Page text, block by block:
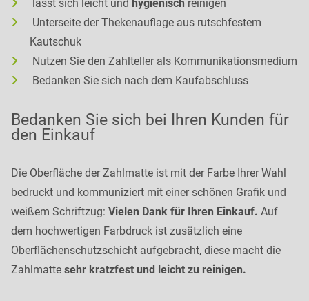
lässt sich leicht und hygienisch reinigen
Unterseite der Thekenauflage aus rutschfestem
Kautschuk
Nutzen Sie den Zahlteller als Kommunikationsmedium
Bedanken Sie sich nach dem Kaufabschluss
Bedanken Sie sich bei Ihren Kunden für
den Einkauf
Die Oberfläche der Zahlmatte ist mit der Farbe Ihrer Wahl
bedruckt und kommuniziert mit einer schönen Grafik und
weißem Schriftzug: Vielen Dank für Ihren Einkauf. Auf
dem hochwertigen Farbdruck ist zusätzlich eine
Oberflächenschutzschicht aufgebracht, diese macht die
Zahlmatte sehr kratzfest und leicht zu reinigen.